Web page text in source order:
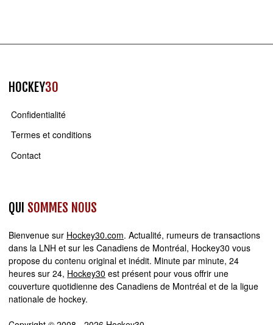
HOCKEY30
Confidentialité
Termes et conditions
Contact
QUI SOMMES NOUS
Bienvenue sur Hockey30.com. Actualité, rumeurs de transactions
dans la LNH et sur les Canadiens de Montréal, Hockey30 vous
propose du contenu original et inédit. Minute par minute, 24
heures sur 24, Hockey30 est présent pour vous offrir une
couverture quotidienne des Canadiens de Montréal et de la ligue
nationale de hockey.